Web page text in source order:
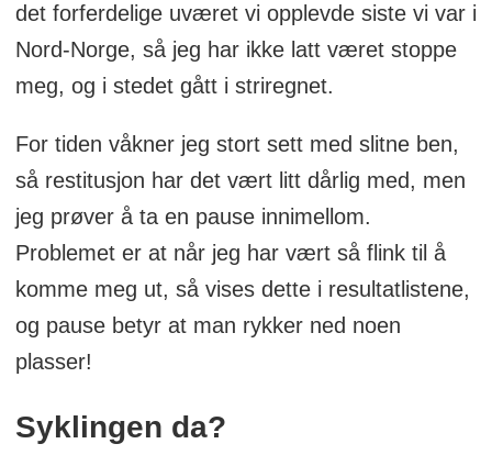
det forferdelige uværet vi opplevde siste vi var i
Nord-Norge, så jeg har ikke latt været stoppe
meg, og i stedet gått i striregnet.
For tiden våkner jeg stort sett med slitne ben,
så restitusjon har det vært litt dårlig med, men
jeg prøver å ta en pause innimellom.
Problemet er at når jeg har vært så flink til å
komme meg ut, så vises dette i resultatlistene,
og pause betyr at man rykker ned noen
plasser!
Syklingen da?